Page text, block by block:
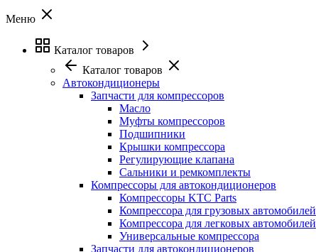
Меню
Каталог товаров
Каталог товаров
Автокондиционеры
Запчасти для компрессоров
Масло
Муфты компрессоров
Подшипники
Крышки компрессора
Регулирующие клапана
Сальники и ремкомплекты
Компрессоры для автокондиционеров
Компрессоры KTC Parts
Компрессора для грузовых автомобилей
Компрессора для легковых автомобилей
Универсальные компрессора
Запчасти для автокондиционеров